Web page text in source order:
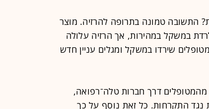
התשובה טמונה בתרופה להרזיה. מוצר
במשקל במהירות, אך הרזיה עלולה
שירדו במשקל ומגלים עניין חדש
דרך חברות טלה־רפואה,
נגד התקרחות. כל זאת נוסף על כך